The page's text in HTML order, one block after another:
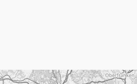
Пропустить карту